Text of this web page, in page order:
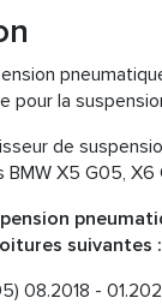
pour la
de
BMW X5 G05, X6
suivantes :
08.2018 -